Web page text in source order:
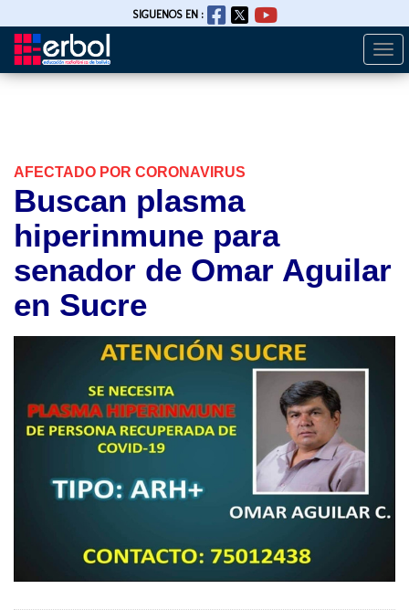
Pasar
SIGUENOS EN :
AFECTADO POR CORONAVIRUS
Buscan plasma
hiperinmune para
senador de Omar Aguilar
en Sucre